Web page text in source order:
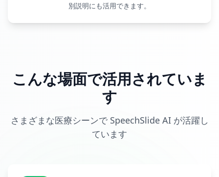
別説明にも活用できます。
こんな場面で活用されていま
す
さまざまな医療シーンで SpeechSlide AI が活躍し
ています